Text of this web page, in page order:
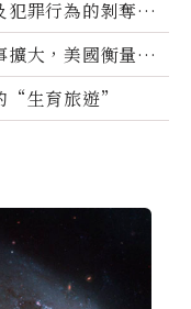
犯罪行為的剝奪公
擴大，美國衡量地
“生育旅遊”